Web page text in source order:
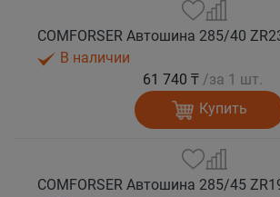
В наличии
61 740 ₸ /за 1 шт.
Купить